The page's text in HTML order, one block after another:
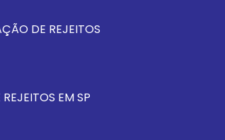
DE REJEITOS
EM SP